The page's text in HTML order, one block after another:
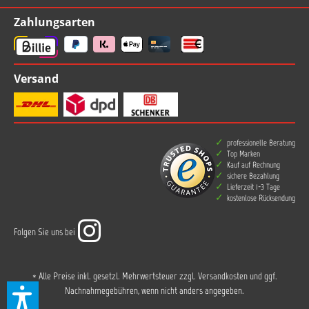
Zahlungsarten
Versand
professionelle Beratung
Top Marken
Kauf auf Rechnung
sichere Bezahlung
Lieferzeit 1-3 Tage
kostenlose Rücksendung
Folgen Sie uns bei
* Alle Preise inkl. gesetzl. Mehrwertsteuer zzgl. Versandkostenund ggf.
Nachnahmegebühren, wenn nicht anders angegeben.